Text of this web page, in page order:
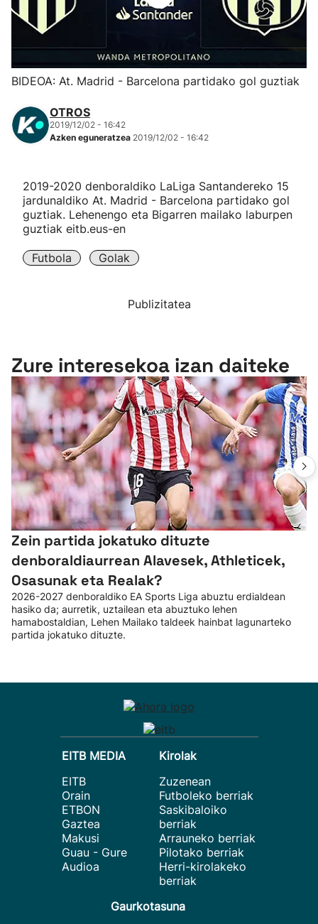
Herri-kirolak
Atletismoa
Mendi-lasterketak
Kirol gehiago
"Helmuga"
BIDEOA: At. Madrid - Barcelona partidako gol guztiak
OTROS
2019/12/02 - 16:42
Azken eguneratzea 2019/12/02 - 16:42
2019-2020 denboraldiko LaLiga Santandereko 15
jardunaldiko At. Madrid - Barcelona partidako gol
guztiak. Lehenengo eta Bigarren mailako laburpen
guztiak eitb.eus-en
Futbola Golak
Publizitatea
Zure interesekoa izan daiteke
Zein partida jokatuko dituzte
denboraldiaurrean Alavesek, Athleticek,
Osasunak eta Realak?
2026-2027 denboraldiko EA Sports Liga abuztu erdialdean
hasiko da; aurretik, uztailean eta abuztuko lehen
hamabostaldian, Lehen Mailako taldeek hainbat lagunarteko
partida jokatuko dituzte.
EITB MEDIA
EITB
Orain
ETBON
Gaztea
Makusi
Guau - Gure
Audioa
Kirolak
Zuzenean
Futboleko berriak
Saskibaloiko
berriak
Arrauneko berriak
Pilotako berriak
Herri-kirolakeko
berriak
Gaurkotasuna